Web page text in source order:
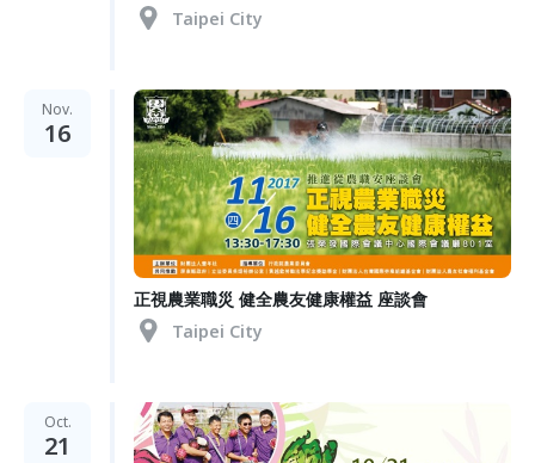
Taipei City
Nov.
16
正視農業職災 健全農友健康權益 座談會
Taipei City
Oct.
21